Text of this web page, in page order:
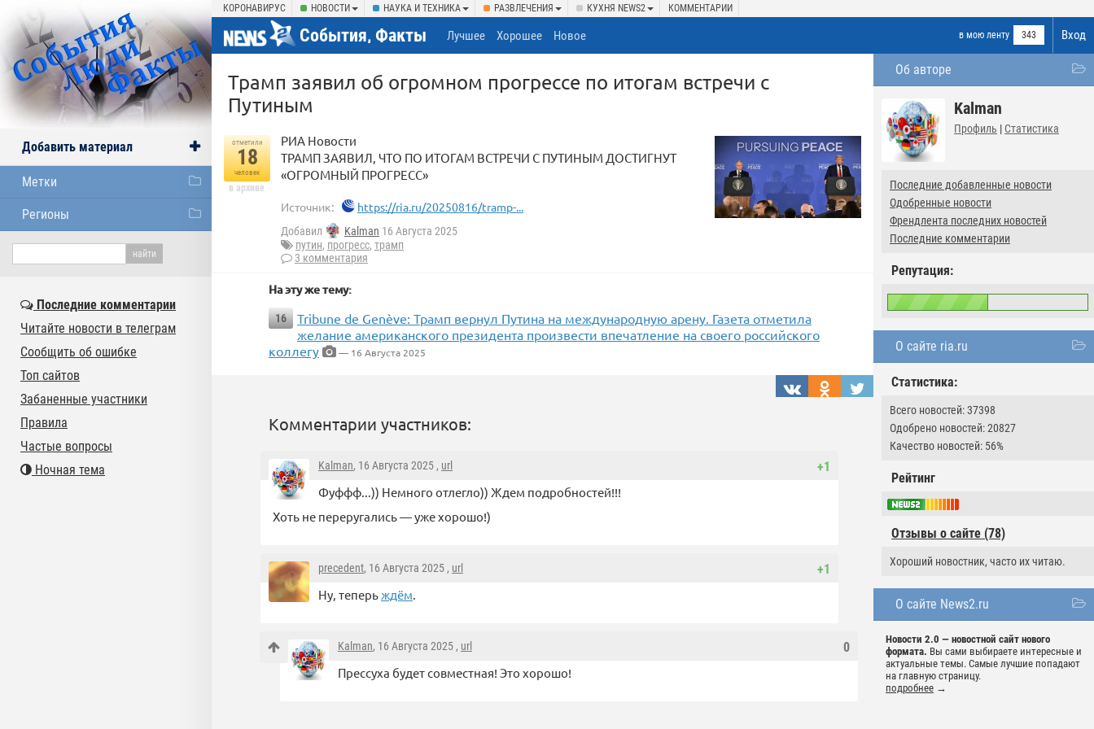
КОРОНАВИРУС НОВОСТИ НАУКА И ТЕХНИКА РАЗВЛЕЧЕНИЯ КУХНЯ NEWS2 КОММЕНТАРИИ
Вход
События, Факты в мою ленту 343
Лучшее Хорошее Новое
Об авторе
Kalman
Профиль | Статистика
Последние добавленные новости
Одобренные новости
Френдлента последних новостей
Последние комментарии
Репутация:
О сайте ria.ru
Статистика:
Всего новостей: 37398
Одобрено новостей: 20827
Качество новостей: 56%
Рейтинг
Отзывы о сайте (78)
Хороший новостник, часто их читаю.
О сайте News2.ru
Новости 2.0 — новостной сайт нового
формата. Вы сами выбираете интересные и
актуальные темы. Самые лучшие попадают
на главную страницу.
подробнее →
Трамп заявил об огромном прогрессе по итогам встречи с
Путиным
отметили
18
человек
в архиве
РИА Новости
ТРАМП ЗАЯВИЛ, ЧТО ПО ИТОГАМ ВСТРЕЧИ С ПУТИНЫМ ДОСТИГНУТ
«ОГРОМНЫЙ ПРОГРЕСС»
Источник: https://ria.ru/20250816/tramp-...
Добавил Kalman 16 Августа 2025
путин, прогресс, трамп
3 комментария
На эту же тему:
16
Tribune de Genève: Трамп вернул Путина на международную арену. Газета отметила
желание американского президента произвести впечатление на своего российского
коллегу
— 16 Августа 2025
Комментарии участников:
+1
Kalman, 16 Августа 2025 , url
Фуффф...)) Немного отлегло)) Ждем подробностей!!!
Хоть не переругались — уже хорошо!)
+1
precedent, 16 Августа 2025 , url
Ну, теперь ждём.
0
Kalman, 16 Августа 2025 , url
Прессуха будет совместная! Это хорошо!
Добавить материал
Метки
Регионы
Последние комментарии
Читайте новости в телеграм
Сообщить об ошибке
Топ сайтов
Забаненные участники
Правила
Частые вопросы
Ночная тема